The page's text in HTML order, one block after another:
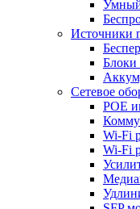
Источники
Блоки
Сетевое
POE
Wi-Fi
Wi-Fi